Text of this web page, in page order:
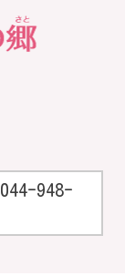
948-